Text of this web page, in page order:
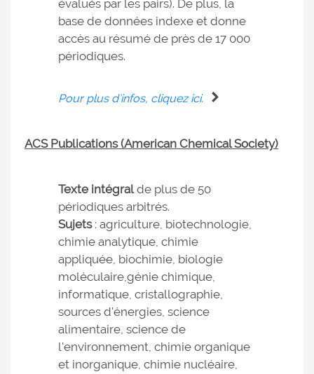
évalués par les pairs). De plus, la
base de données indexe et donne
accès au résumé de près de 17 000
périodiques.
Pour plus d’infos, cliquez ici.
ACS Publications (American Chemical Society)
Texte intégralde plus de 50
périodiques arbitrés.
Sujets : agriculture, biotechnologie,
chimie analytique, chimie
appliquée, biochimie, biologie
moléculaire,génie chimique,
informatique, cristallographie,
sources d'énergies, science
alimentaire, science de
l'environnement, chimie organique
et inorganique, chimie nucléaire,